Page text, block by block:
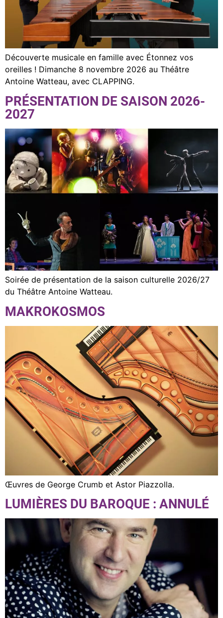
Découverte musicale en famille avec Étonnez vos
oreilles ! Dimanche 8 novembre 2026 au Théâtre
Antoine Watteau, avec CLAPPING.
PRÉSENTATION DE SAISON 2026-
2027
Soirée de présentation de la saison culturelle 2026/27
du Théâtre Antoine Watteau.
MAKROKOSMOS
Œuvres de George Crumb et Astor Piazzolla.
LUMIÈRES DU BAROQUE : ANNULÉ